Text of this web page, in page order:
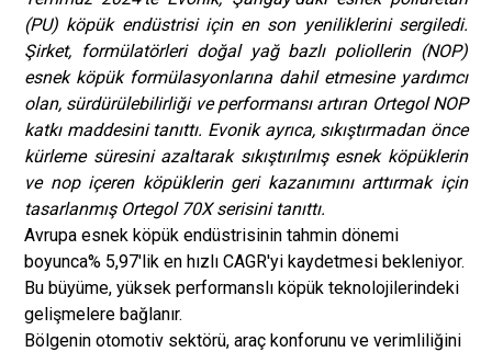
(PU) köpük endüstrisi için en son yeniliklerini sergiledi.
Şirket, formülatörleri doğal yağ bazlı poliollerin (NOP)
esnek köpük formülasyonlarına dahil etmesine yardımcı
olan, sürdürülebilirliği ve performansı artıran Ortegol NOP
katkı maddesini tanıttı. Evonik ayrıca, sıkıştırmadan önce
kürleme süresini azaltarak sıkıştırılmış esnek köpüklerin
ve nop içeren köpüklerin geri kazanımını arttırmak için
tasarlanmış Ortegol 70X serisini tanıttı.
Avrupa esnek köpük endüstrisinin tahmin dönemi
boyunca% 5,97'lik en hızlı CAGR'yi kaydetmesi bekleniyor.
Bu büyüme, yüksek performanslı köpük teknolojilerindeki
gelişmelere bağlanır.
Bölgenin otomotiv sektörü, araç konforunu ve verimliliğini